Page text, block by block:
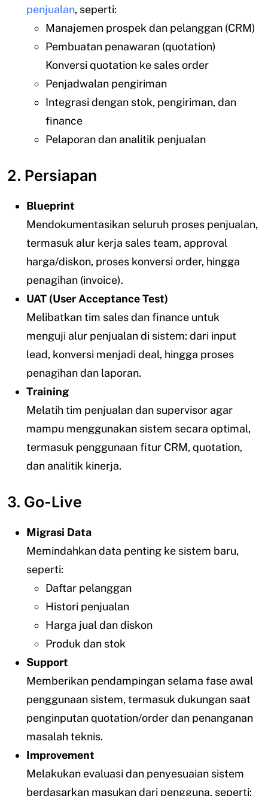
penjualan, seperti:
Manajemen prospek dan pelanggan (CRM)
Pembuatan penawaran (quotation)
Konversi quotation ke sales order
Penjadwalan pengiriman
Integrasi dengan stok, pengiriman, dan
finance
Pelaporan dan analitik penjualan
2. Persiapan
Blueprint
Mendokumentasikan seluruh proses penjualan,
termasuk alur kerja sales team, approval
harga/diskon, proses konversi order, hingga
penagihan (invoice).
UAT (User Acceptance Test)
Melibatkan tim sales dan finance untuk
menguji alur penjualan di sistem: dari input
lead, konversi menjadi deal, hingga proses
penagihan dan laporan.
Training
Melatih tim penjualan dan supervisor agar
mampu menggunakan sistem secara optimal,
termasuk penggunaan fitur CRM, quotation,
dan analitik kinerja.
3. Go-Live
Migrasi Data
Memindahkan data penting ke sistem baru,
seperti:
Daftar pelanggan
Histori penjualan
Harga jual dan diskon
Produk dan stok
Support
Memberikan pendampingan selama fase awal
penggunaan sistem, termasuk dukungan saat
penginputan quotation/order dan penanganan
masalah teknis.
Improvement
Melakukan evaluasi dan penyesuaian sistem
berdasarkan masukan dari pengguna, seperti: